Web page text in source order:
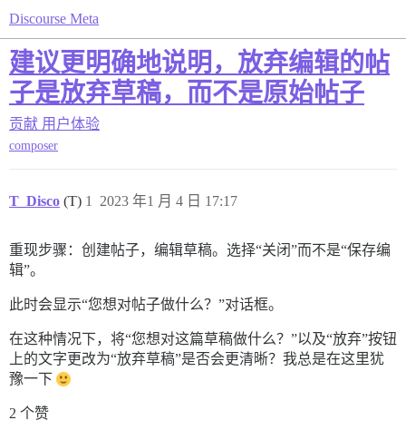
Discourse Meta
建议更明确地说明，放弃编辑的帖
子是放弃草稿，而不是原始帖子
贡献 用户体验
composer
T_Disco (T) 2023 年1 月 4 日 17:17
1
重现步骤：创建帖子，编辑草稿。选择“关闭”而不是“保存编
辑”。
此时会显示“您想对帖子做什么？”对话框。
在这种情况下，将“您想对这篇草稿做什么？”以及“放弃”按钮
上的文字更改为“放弃草稿”是否会更清晰？我总是在这里犹
豫一下
2 个赞